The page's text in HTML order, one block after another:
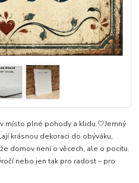
místo plné pohody a klidu.🤍Jemný
krásnou dekoraci do obýváku,
domov není o věcech, ale o pocitu.
nebo jen tak pro radost – pro